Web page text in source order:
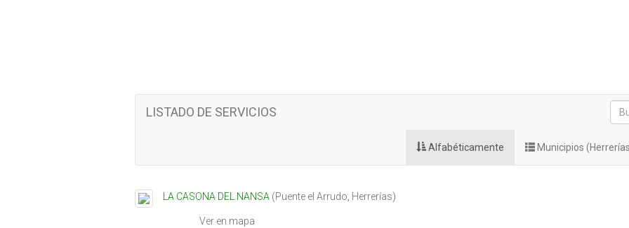
LISTADO DE SERVICIOS
Alfabéticamente Municipios
LA CASONA DEL NANSA (Puente el Arrudo Herrerías)
Ver en mapa